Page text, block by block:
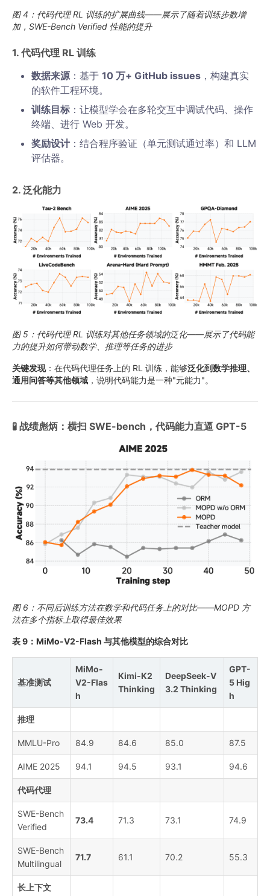
图 4：代码代理 RL 训练的扩展曲线——展示了随着训练步数增
加，SWE-Bench Verified 性能的提升
1. 代码代理 RL 训练
数据来源 ：基于 10 万+ GitHub issues ，构建真实
的软件工程环境。
训练目标 ：让模型学会在多轮交互中调试代码、操作
终端、进行 Web 开发。
奖励设计：结合程序验证（单元测试通过率）和 LLM
评估器。
2. 泛化能力
图 5：代码代理 RL 训练对其他任务领域的泛化——展示了代码能
力的提升如何带动数学、推理等任务的进步
关键发现：在代码代理任务上的 RL 训练，能够泛化到数学推理、
通用问答等其他领域 ，说明代码能力是一种"元能力"。
🧪 战绩彪炳：横扫 SWE-bench，代码能力直逼 GPT-5
图 6：不同后训练方法在数学和代码任务上的对比——MOPD 方
法在多个指标上取得最佳效果
表 9：MiMo-V2-Flash 与其他模型的综合对比
基准测试
MiMo-
V2-Flas
h
Kimi-K2
Thinking
DeepSeek-V
3.2 Thinking
GPT-
5 Hig
h
推理
MMLU-Pro 84.9 84.6 85.0 87.5
AIME 2025 94.1 94.5 93.1 94.6
代码代理
SWE-Bench
Verified
73.4 71.3 73.1 74.9
SWE-Bench
Multilingual
71.7 61.1 70.2 55.3
长上下文